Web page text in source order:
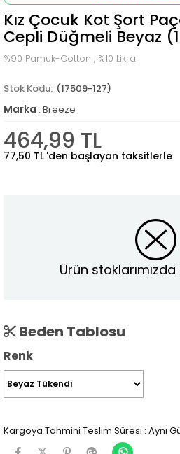
Kız Çocuk Kot Şort
Cepli Düğmeli Beyaz
%90 Pamuk-Cotton , %10 Likra
(17509-127)
Marka : Breeze
464,99 TL
77,50 TL 'den başlayan taksitlerle
Ürün stoklarımızda
Beden Tablosu
Renk
Kargoya Tahmini Teslim Süresi : Aynı